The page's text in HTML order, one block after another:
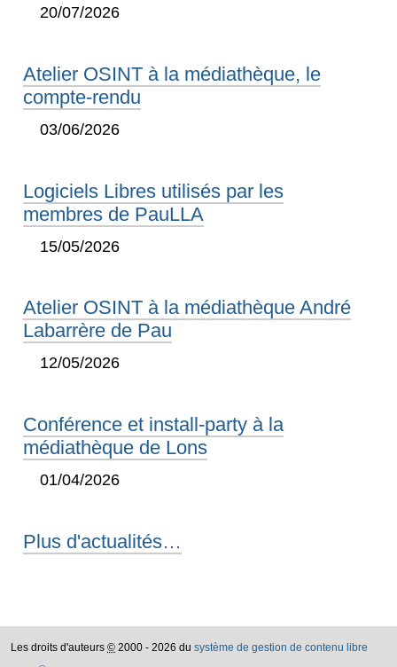
20/07/2026
Atelier OSINT à la médiathèque, le
compte-rendu
03/06/2026
Logiciels Libres utilisés par les
membres de PauLLA
15/05/2026
Atelier OSINT à la médiathèque André
Labarrère de Pau
12/05/2026
Conférence et install-party à la
médiathèque de Lons
01/04/2026
Plus d'actualités…
Les droits d'auteurs © 2000 - 2026 du système de gestion de contenu libre